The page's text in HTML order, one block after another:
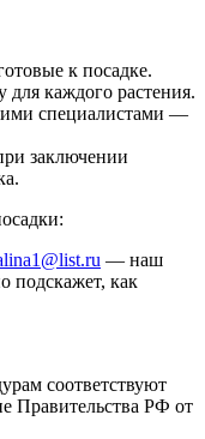
к посадке.
каждого растения.
специалистами —
заключении
— наш
подскажет, как
соответствуют
Правительства РФ от